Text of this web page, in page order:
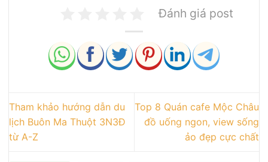
Đánh giá post
Tham khảo hướng dẫn du
lịch Buôn Ma Thuột 3N3Đ
từ A-Z
Top 8 Quán cafe Mộc Châu
đồ uống ngon, view sống
ảo đẹp cực chất